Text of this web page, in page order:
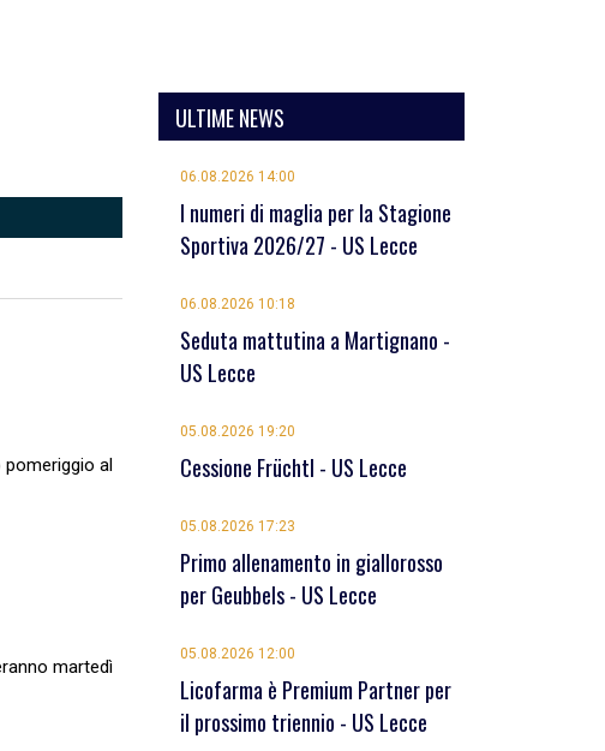
al
martedì
ULTIME NEWS
06.08.2026 14:00
I numeri di maglia per la Stagione
Sportiva 2026/27 - US Lecce
06.08.2026 10:18
Seduta mattutina a Martignano -
US Lecce
05.08.2026 19:20
Cessione Früchtl - US Lecce
05.08.2026 17:23
Primo allenamento in giallorosso
per Geubbels - US Lecce
05.08.2026 12:00
Licofarma è Premium Partner per
il prossimo triennio - US Lecce